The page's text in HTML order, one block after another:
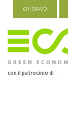
CHI SIAMO
con il patrocinio di